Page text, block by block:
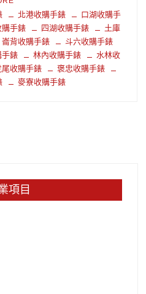
北港收購手錶
口湖收購手
購手錶 四湖收購手錶
土庫
崙背收購手錶
斗六收購手錶
手錶 林內收購手錶
水林收
尾收購手錶
褒忠收購手錶
麥寮收購手錶
項目